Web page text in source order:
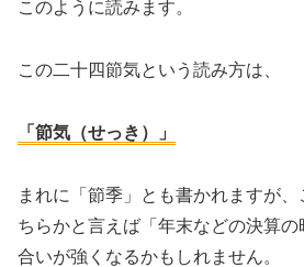
このように読みます。
この二十四節気という読み方は、
「節気（せっき）」
まれに「節季」とも書かれますが
ちらかと言えば「年末などの決算
合いが強くなるかもしれません。